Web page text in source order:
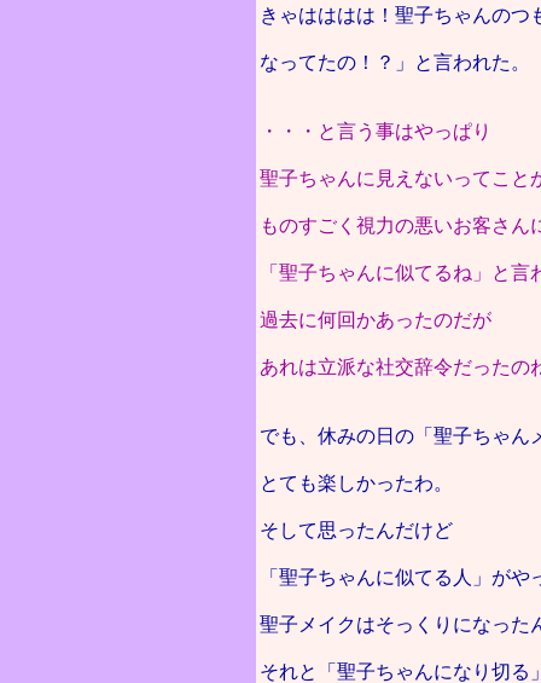
きゃはははは！聖子ちゃんのつ
なってたの！？」と言われた。
・・・と言う事はやっぱり
聖子ちゃんに見えないってこと
ものすごく視力の悪いお客さん
「聖子ちゃんに似てるね」と言
過去に何回かあったのだが
あれは立派な社交辞令だったの
でも、休みの日の「聖子ちゃん
とても楽しかったわ。
そして思ったんだけど
「聖子ちゃんに似てる人」がや
聖子メイクはそっくりになった
それと「聖子ちゃんになり切る